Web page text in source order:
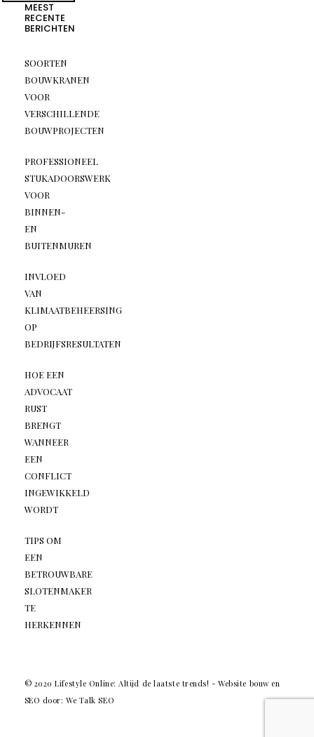
MEEST
RECENTE
BERICHTEN
SOORTEN
BOUWKRANEN
VOOR
VERSCHILLENDE
BOUWPROJECTEN
PROFESSIONEEL
STUKADOORSWERK
VOOR
BINNEN-
EN
BUITENMUREN
INVLOED
VAN
KLIMAATBEHEERSING
OP
BEDRIJFSRESULTATEN
HOE EEN
ADVOCAAT
RUST
BRENGT
WANNEER
EEN
CONFLICT
INGEWIKKELD
WORDT
TIPS OM
EEN
BETROUWBARE
SLOTENMAKER
TE
HERKENNEN
© 2020 Lifestyle Online: Altijd de laatste trends! -Website bouw en
SEO door: We Talk SEO